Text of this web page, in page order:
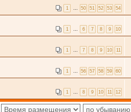
1 50 51 52 53 54
1 6 7 8 9 10
1 7 8 9 10 11
1 56 57 58 59 60
1 8 9 10 11 12